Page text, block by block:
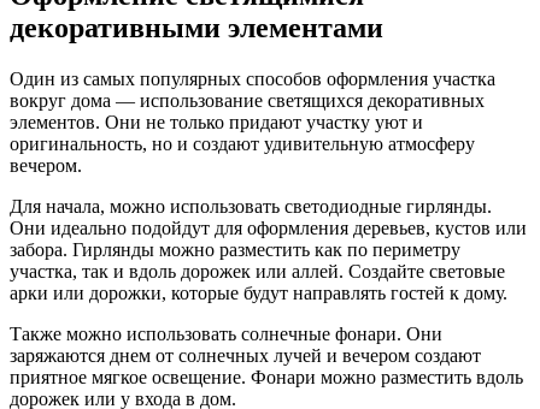
декоративными элементами
Один из самых популярных способов оформления участка
вокруг дома — использование светящихся декоративных
элементов. Они не только придают участку уют и
оригинальность, но и создают удивительную атмосферу
вечером.
Для начала, можно использовать светодиодные гирлянды.
Они идеально подойдут для оформления деревьев, кустов или
забора. Гирлянды можно разместить как по периметру
участка, так и вдоль дорожек или аллей. Создайте световые
арки или дорожки, которые будут направлять гостей к дому.
Также можно использовать солнечные фонари. Они
заряжаются днем от солнечных лучей и вечером создают
приятное мягкое освещение. Фонари можно разместить вдоль
дорожек или у входа в дом.